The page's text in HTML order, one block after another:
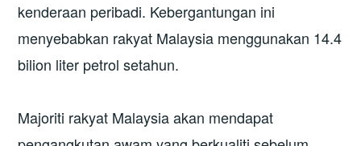
kenderaan peribadi. Kebergantungan ini
menyebabkan rakyat Malaysia menggunakan 14.4
bilion liter petrol setahun.
Majoriti rakyat Malaysia akan mendapat